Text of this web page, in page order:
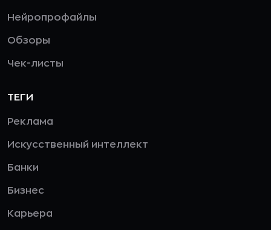
Нейропрофайлы
Обзоры
Чек-листы
ТЕГИ
Реклама
Искусственный интеллект
Банки
Бизнес
Карьера